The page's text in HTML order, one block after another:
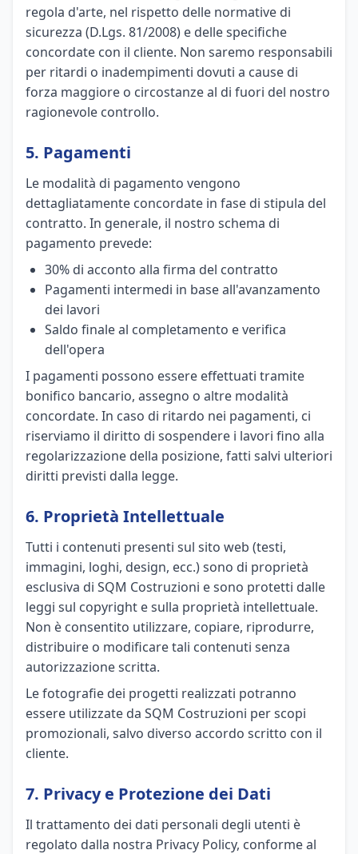
regola d'arte, nel rispetto delle normative di
sicurezza (D.Lgs. 81/2008) e delle specifiche
concordate con il cliente. Non saremo responsabili
per ritardi o inadempimenti dovuti a cause di
forza maggiore o circostanze al di fuori del nostro
ragionevole controllo.
5. Pagamenti
Le modalità di pagamento vengono
dettagliatamente concordate in fase di stipula del
contratto. In generale, il nostro schema di
pagamento prevede:
30% di acconto alla firma del contratto
Pagamenti intermedi in base all'avanzamento
dei lavori
Saldo finale al completamento e verifica
dell'opera
I pagamenti possono essere effettuati tramite
bonifico bancario, assegno o altre modalità
concordate. In caso di ritardo nei pagamenti, ci
riserviamo il diritto di sospendere i lavori fino alla
regolarizzazione della posizione, fatti salvi ulteriori
diritti previsti dalla legge.
6. Proprietà Intellettuale
Tutti i contenuti presenti sul sito web (testi,
immagini, loghi, design, ecc.) sono di proprietà
esclusiva di SQM Costruzioni e sono protetti dalle
leggi sul copyright e sulla proprietà intellettuale.
Non è consentito utilizzare, copiare, riprodurre,
distribuire o modificare tali contenuti senza
autorizzazione scritta.
Le fotografie dei progetti realizzati potranno
essere utilizzate da SQM Costruzioni per scopi
promozionali, salvo diverso accordo scritto con il
cliente.
7. Privacy e Protezione dei Dati
Il trattamento dei dati personali degli utenti è
regolato dalla nostra Privacy Policy, conforme al